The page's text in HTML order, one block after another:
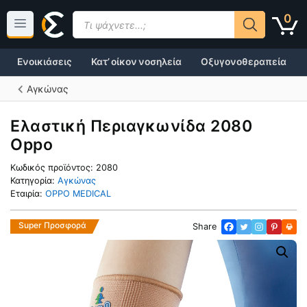
περιεχόμενο
0
Products
search
Κατ’ οίκον νοσηλεία Οξυγονοθεραπεία
Ενοικιάσεις
Αγκώνας
Ελαστική Περιαγκωνίδα 2080
Oppo
Κωδικός προϊόντος: 2080
Κατηγορία: Αγκώνας
Εταιρία: OPPO MEDICAL
Share
Super Προσφορά